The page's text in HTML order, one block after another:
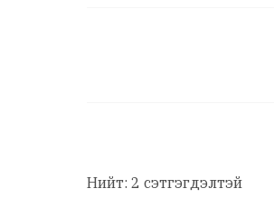
Нийт: 2 сэтгэгдэлтэй